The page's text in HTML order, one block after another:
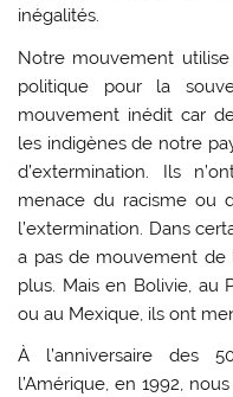
inégalités.
Notre mouvement
politique pour la
mouvement inédit car
les indigènes de notre
d’extermination. Ils
menace du racisme ou
l’extermination. Dans
a pas de mouvement de
plus. Mais en Bolivie, au
ou au Mexique, ils ont
À l’anniversaire des
l’Amérique, en 1992,